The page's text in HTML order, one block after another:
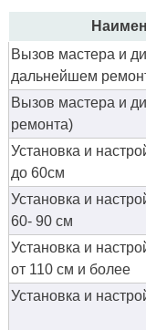
Вызов мастера и
дальнейшем
Вызов мастера и
ремонта)
Установка и
до 60см
Установка и
60- 90 см
Установка и
от 110 см и более
Установка и